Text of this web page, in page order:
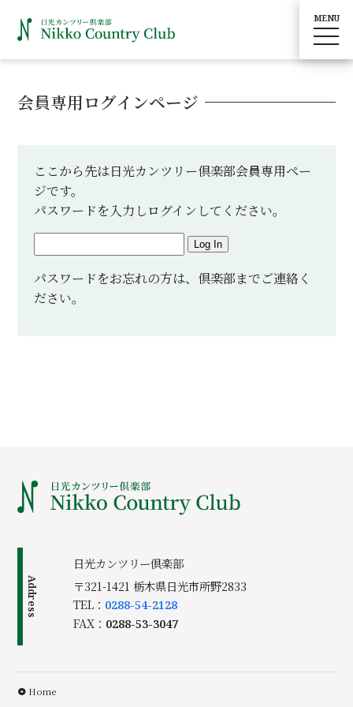
会員専用ログインページ
ここから先は日光カンツリー倶楽部会員専用ペー
ジです。
パスワードを入力しログインしてください。
Log In
パスワードをお忘れの方は、倶楽部までご連絡く
ださい。
Address
日光カンツリー倶楽部
〒321-1421 栃木県日光市所野2833
TEL： 0288-54-2128
FAX： 0288-53-3047
Home
MENU
toggle